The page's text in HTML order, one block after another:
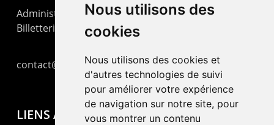
Nous utilisons des
cookies
Nous utilisons des cookies et
d'autres technologies de suivi
pour améliorer votre expérience
de navigation sur notre site, pour
vous montrer un contenu
Administration : +41 32 725 03 03
Billetterie : +41 32 725 05 05
contact@lepommier.ch
LIENS AMIS